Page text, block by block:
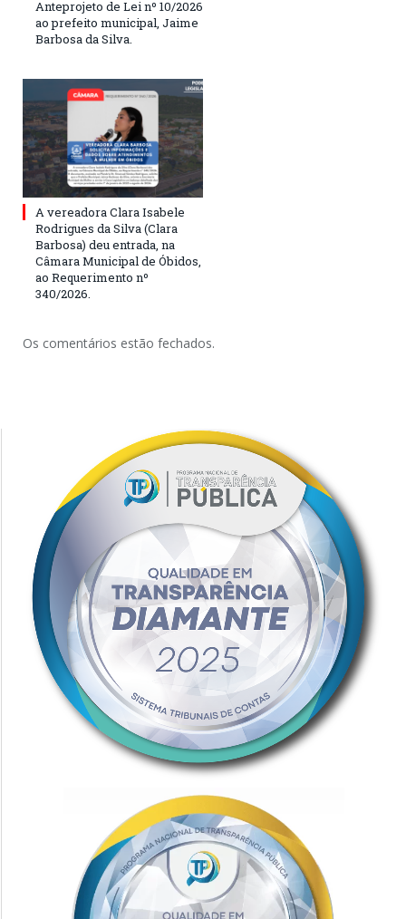
Anteprojeto de Lei nº 10/2026
ao prefeito municipal, Jaime
Barbosa da Silva.
A vereadora Clara Isabele
Rodrigues da Silva (Clara
Barbosa) deu entrada, na
Câmara Municipal de Óbidos,
ao Requerimento nº
340/2026.
Os comentários estão fechados.